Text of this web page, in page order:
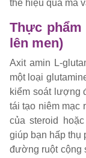
thế hiệu quả mà
Thực
lên men)
Axit amin L-
một loại
kiểm soát lượng
tái tạo niêm mạc
của steroid
giúp bạn hấp thụ
đường ruột cộng